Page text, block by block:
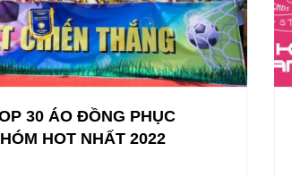
30 ÁO ĐỒNG PHỤC
HOT NHẤT 2022